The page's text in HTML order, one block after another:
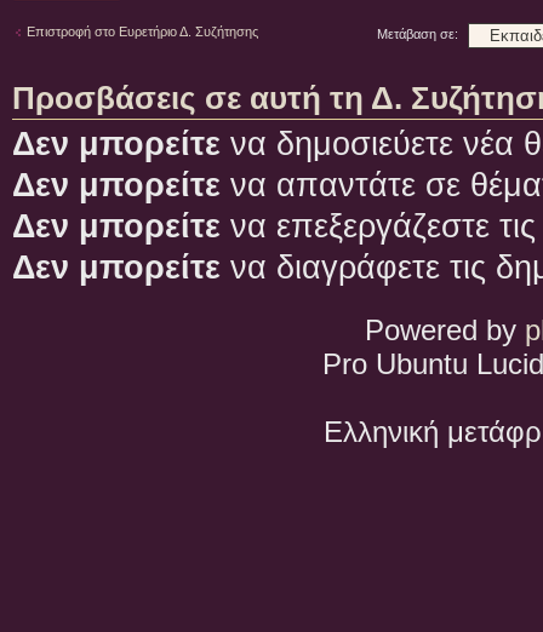
Επιστροφή στο Ευρετήριο Δ. Συζήτησης Μετάβαση σε:
Προσβάσεις σε αυτή τη Δ.
Δεν μπορείτε να δημοσιεύετε νέα
Δεν μπορείτε να απαντάτε σε
Δεν μπορείτε να επεξεργάζεστε
Δεν μπορείτε να διαγράφετε τις
Powered by
Pro Ubuntu
Ελληνική